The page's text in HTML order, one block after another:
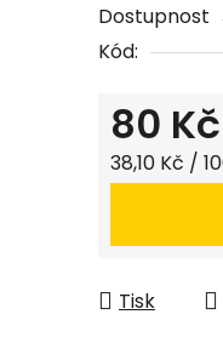
5
hvězdiček.
Dostupnost
Kód:
80 Kč
Měrná
38,10 Kč /
Tisk